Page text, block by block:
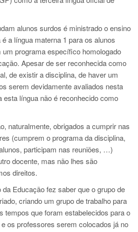
alunos surdos é ministrado o ensino
a língua materna 1 para os alunos
programa específico homologado
Apesar de ser reconhecida como
de existir a disciplina, de haver um
serem devidamente avaliados nesta
esta língua não é reconhecido como
naturalmente, obrigados a cumprir nas
(cumprem o programa da disciplina,
participam nas reuniões, …)
docente, mas não lhes são
direitos.
Educação fez saber que o grupo de
criando um grupo de trabalho para
tempos que foram estabelecidos para o
os professores serem colocados já no